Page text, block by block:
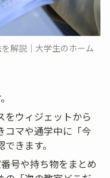
解説｜大学生のホーム
をウィジェットから
コマや通学中に「今
きます。
号や持ち物をまとめ